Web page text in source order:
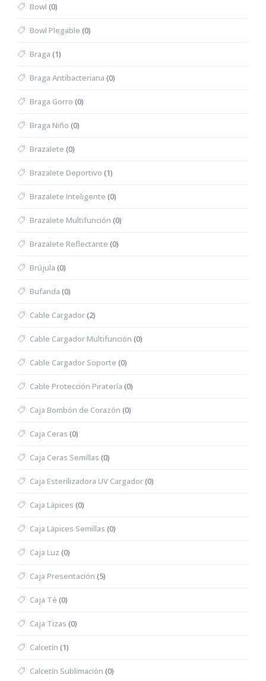
Bowl (0)
Bowl Plegable (0)
Braga (1)
Braga Antibacteriana (0)
Braga Gorro (0)
Braga Niño (0)
Brazalete (0)
Brazalete Deportivo (1)
Brazalete Inteligente (0)
Brazalete Multifunción (0)
Brazalete Reflectante (0)
Brújula (0)
Bufanda (0)
Cable Cargador(2)
Cable Cargador Multifunción (0)
Cable Cargador Soporte (0)
Cable Protección Piratería (0)
Caja Bombón de Corazón (0)
Caja Ceras (0)
Caja Ceras Semillas (0)
Caja Esterilizadora UV Cargador(0)
Caja Lápices (0)
Caja Lápices Semillas (0)
Caja Luz (0)
Caja Presentación (5)
Caja Té (0)
Caja Tizas (0)
Calcetín (1)
Calcetín Sublimación (0)